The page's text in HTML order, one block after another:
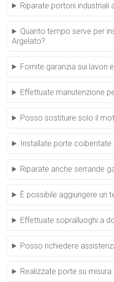
Riparate portoni industriali
Quanto tempo serve per
Argelato?
Fornite garanzia sui lavori
Effettuate manutenzione
Posso sostituire solo il
Installate porte coibentate
Riparate anche serrande
È possibile aggiungere un
Effettuate sopralluoghi a
Posso richiedere
Realizzate porte su misura